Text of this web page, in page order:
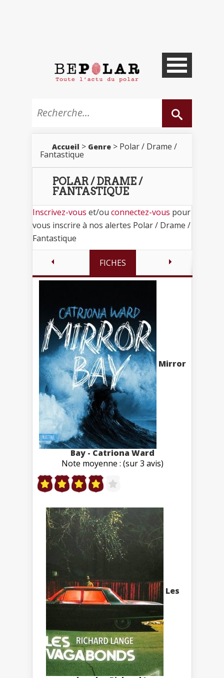
Accueil > Genre > Polar / Drame /
Fantastique
POLAR / DRAME /
FANTASTIQUE
Inscrivez-vous et/ou connectez-vous pour
vous inscrire à nos alertes Polar / Drame /
Fantastique
FICHES
Mirror
Bay - Catriona Ward
Note moyenne : (sur 3 avis)
Les